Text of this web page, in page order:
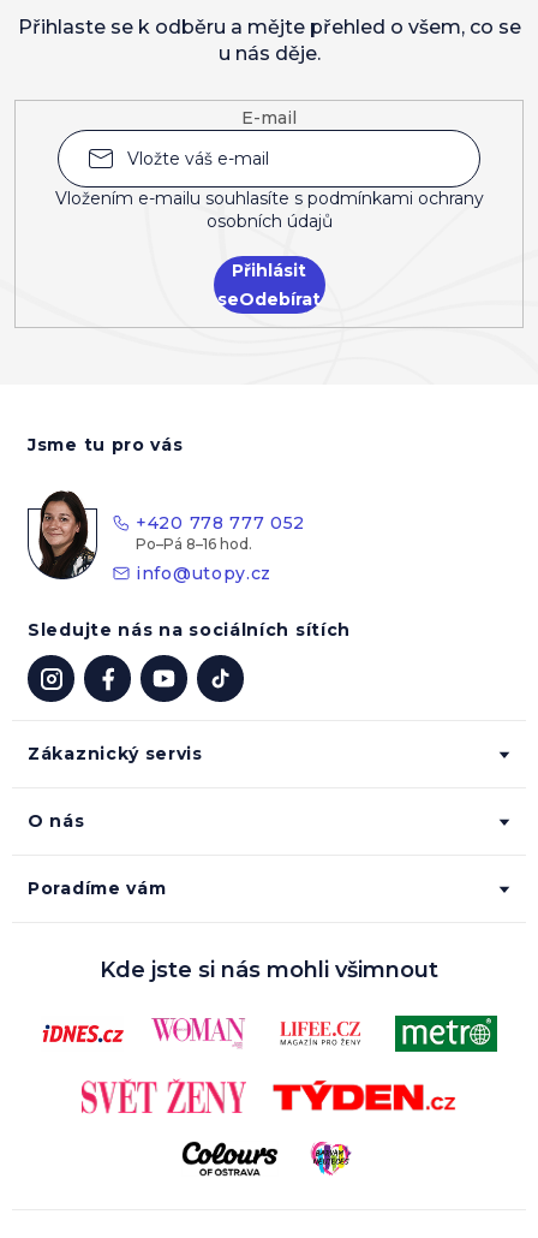
E-mail
Vložením e-mailu souhlasíte s podmínkami ochrany
osobních údajů
Přihlásit
se
Přihlaste se k odběru a mějte přehled o všem, co se
u nás děje.
Zákaznický servis
O nás
Poradíme vám
Jsme tu pro vás
+420 778 777 052
info@utopy.cz
Sledujte nás na sociálních sítích
Kde jste si nás mohli všimnout